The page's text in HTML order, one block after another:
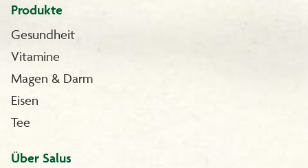
Produkte
Gesundheit
Vitamine
Magen & Darm
Eisen
Tee
Über Salus